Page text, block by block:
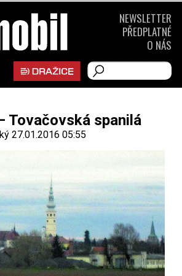
Tovačovská spanilá
27.01.2016 05:55
NEWSLETTER
PŘEDPLATNÉ
O NÁS